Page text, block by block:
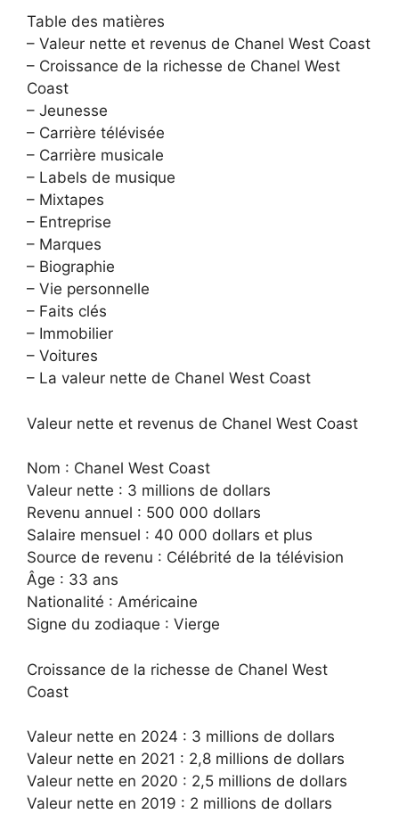
Table des matières
– Valeur nette et revenus de Chanel West Coast
– Croissance de la richesse de Chanel West
Coast
– Jeunesse
– Carrière télévisée
– Carrière musicale
– Labels de musique
– Mixtapes
– Entreprise
– Marques
– Biographie
– Vie personnelle
– Faits clés
– Immobilier
– Voitures
– La valeur nette de Chanel West Coast
Valeur nette et revenus de Chanel West Coast
Nom : Chanel West Coast
Valeur nette : 3 millions de dollars
Revenu annuel : 500 000 dollars
Salaire mensuel : 40 000 dollars et plus
Source de revenu : Célébrité de la télévision
Âge : 33 ans
Nationalité : Américaine
Signe du zodiaque : Vierge
Croissance de la richesse de Chanel West
Coast
Valeur nette en 2024 : 3 millions de dollars
Valeur nette en 2021 : 2,8 millions de dollars
Valeur nette en 2020 : 2,5 millions de dollars
Valeur nette en 2019 : 2 millions de dollars